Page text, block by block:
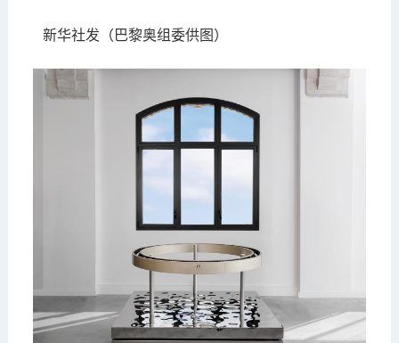
新华社发（巴黎奥组委供图）